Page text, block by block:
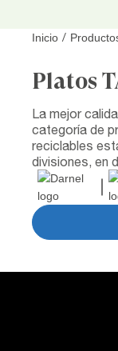
Inicio /
Platos
La mejor
categoría de
reciclables
divisiones, en